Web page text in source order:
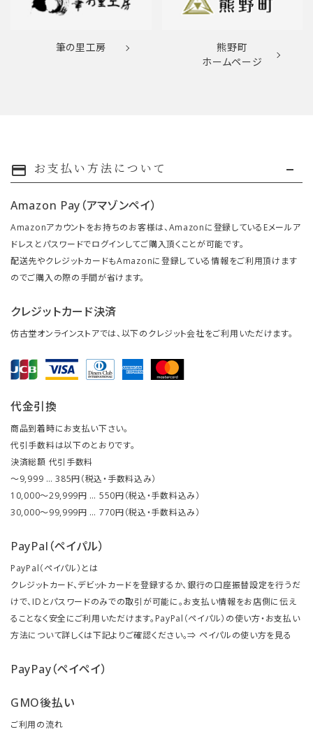
筆の里工房
熊野町
ホームページ
payment お支払い方法について
Amazon Pay（アマゾンペイ）
Amazonアカウントをお持ちのお客様は、Amazonに登録しているEメールア
ドレスとパスワードでログインしてご購入頂くことが可能です。
配送先やクレジットカードもAmazonに登録している情報をご利用頂けます
のでご購入の際の手間が省けます。
クレジットカード決済
仿古堂オンラインストアでは、以下のクレジット会社をご利用いただけます。
代金引換
商品到着時にお支払い下さい。
代引手数料は以下のとおりです。
決済総額 代引手数料
～9,999 … 385円（税込・手数料込み）
10,000～29,999円 … 550円（税込・手数料込み）
30,000～99,999円 … 770円（税込・手数料込み）
PayPal（ペイパル）
PayPal（ペイパル）とは
クレジットカード、デビットカードを登録するか、銀行の口座振替設定を行うだ
けで、IDとパスワードのみでの取引が可能に。お支払い情報をお店側に伝え
ることなく安全にご利用いただけます。PayPal（ペイパル）の使い方・お支払い
方法について詳しくは下記よりご確認ください。⇒ ペイパルの使い方を見る
PayPay（ペイペイ）
GMO後払い
ご利用の流れ